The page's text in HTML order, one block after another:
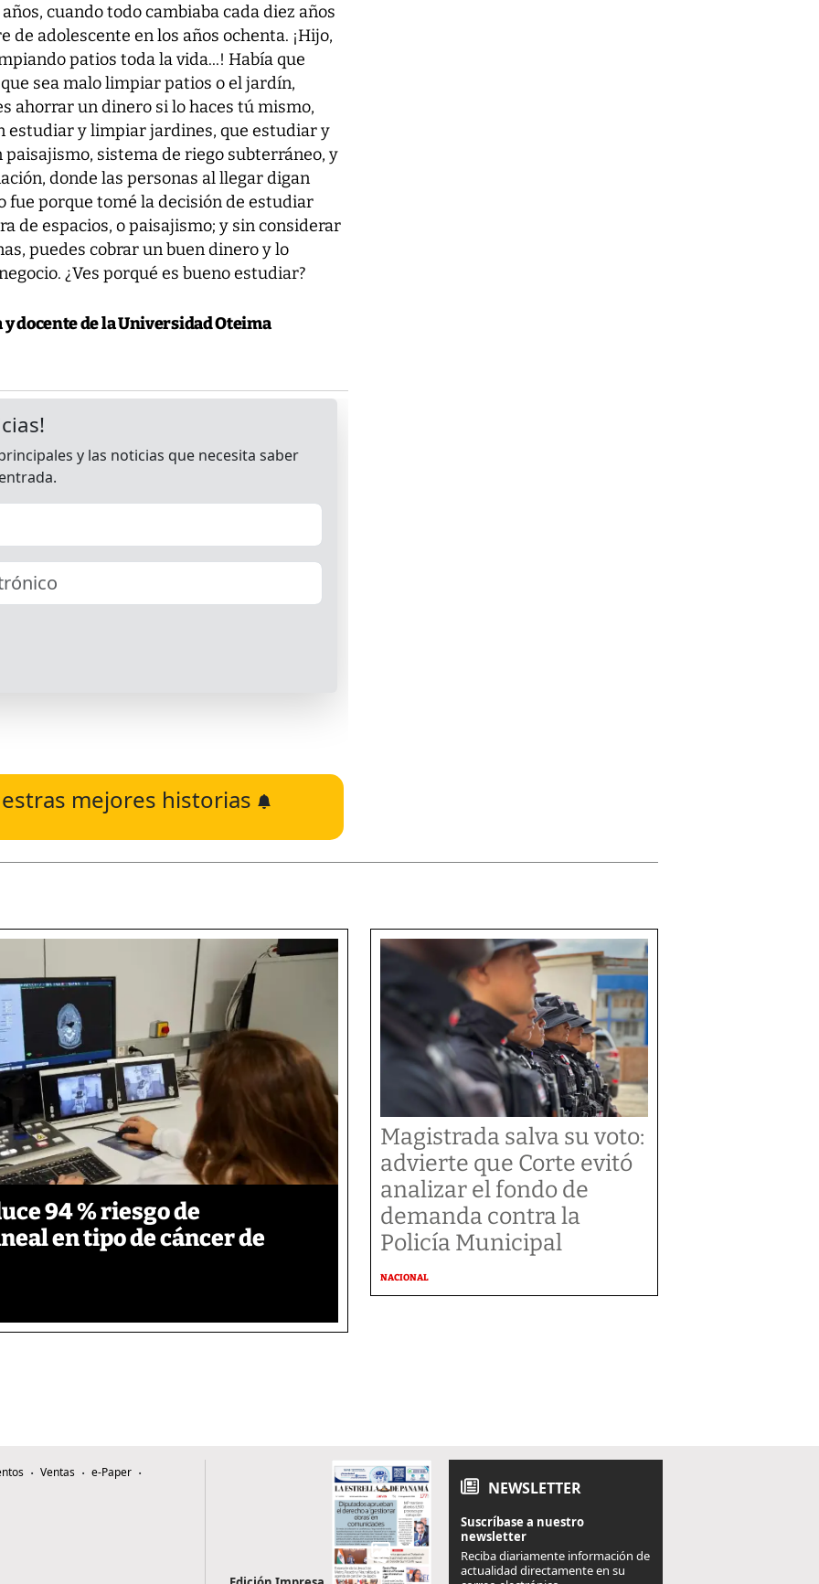
cuando todo cambiaba cada diez años
adolescente en los años ochenta. ¡Hijo,
patios toda la vida...! Había que
sea malo limpiar patios o el jardín,
ahorrar un dinero si lo haces tú mismo,
estudiar y limpiar jardines, que estudiar y
sistema de riego subterráneo, y
donde las personas al llegar digan
fue porque tomé la decisión de estudiar
de espacios, o paisajismo; y sin considerar
puedes cobrar un buen dinero y lo
¿Ves porqué es bueno estudiar?
docente de la Universidad Oteima
mejores historias
94 % riesgo de
en tipo de cáncer de
Magistrada salva su voto:
advierte que Corte evitó
analizar el fondo de
demanda contra la
Policía Municipal
NACIONAL
Ventas e-Paper
NEWSLETTER
Suscríbase a nuestro
newsletter
Reciba diariamente información de
actualidad directamente en su